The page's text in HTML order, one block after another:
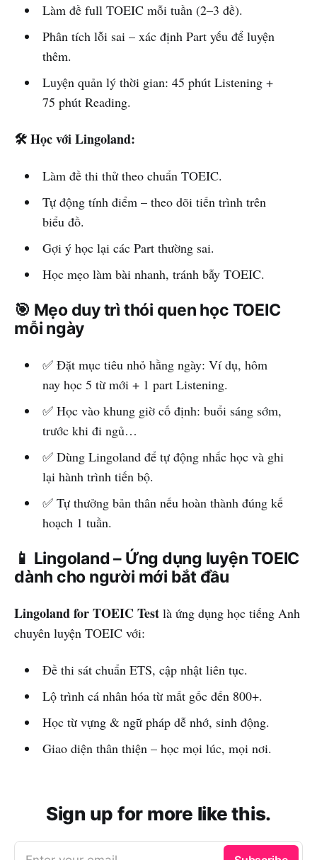
Làm đề full TOEIC mỗi tuần (2–3 đề).
Phân tích lỗi sai – xác định Part yếu để luyện
thêm.
Luyện quản lý thời gian: 45 phút Listening +
75 phút Reading.
🛠️ Học với Lingoland:
Làm đề thi thử theo chuẩn TOEIC.
Tự động tính điểm – theo dõi tiến trình trên
biểu đồ.
Gợi ý học lại các Part thường sai.
Học mẹo làm bài nhanh, tránh bẫy TOEIC.
🎯 Mẹo duy trì thói quen học TOEIC
mỗi ngày
✅ Đặt mục tiêu nhỏ hằng ngày: Ví dụ, hôm
nay học 5 từ mới + 1 part Listening.
✅ Học vào khung giờ cố định: buổi sáng sớm,
trước khi đi ngủ…
✅ Dùng Lingoland để tự động nhắc học và ghi
lại hành trình tiến bộ.
✅ Tự thưởng bản thân nếu hoàn thành đúng kế
hoạch 1 tuần.
📱 Lingoland – Ứng dụng luyện TOEIC
dành cho người mới bắt đầu
Lingoland for TOEIC Test là ứng dụng học tiếng Anh
chuyên luyện TOEIC với:
Đề thi sát chuẩn ETS, cập nhật liên tục.
Lộ trình cá nhân hóa từ mất gốc đến 800+.
Học từ vựng & ngữ pháp dễ nhớ, sinh động.
Giao diện thân thiện – học mọi lúc, mọi nơi.
Sign up for more like this.